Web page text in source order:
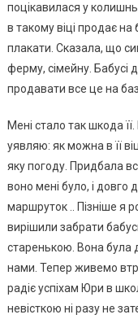
поцікавилася у
в такому віці продає
плакати. Сказала, що
ферму, сімейну. Бабусі
продавати все це на
Мені стало так шкода
уявляю: як можна в її
яку погоду. Придбала
воно мені було, і довго
маршруток .. Пізніше я
вирішили забрати
старенькою. Вона була
нами. Тепер живемо
радіє успіхам Юри в
невісткою ні разу не